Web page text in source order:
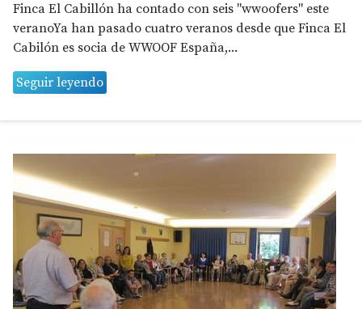
Finca El Cabillón ha contado con seis "wwoofers" este
veranoYa han pasado cuatro veranos desde que Finca El
Cabilón es socia de WWOOF España,...
Seguir leyendo